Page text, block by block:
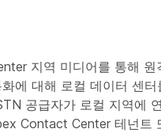
지역 미디어를 통해 원
에 대해 로컬 데이터 센터
공급자가 로컬 지역에
Contact Center 테넌트